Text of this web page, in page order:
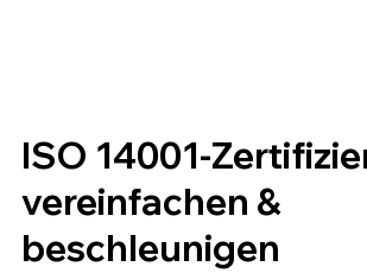
ISO 14001-
vereinfachen &
beschleunigen